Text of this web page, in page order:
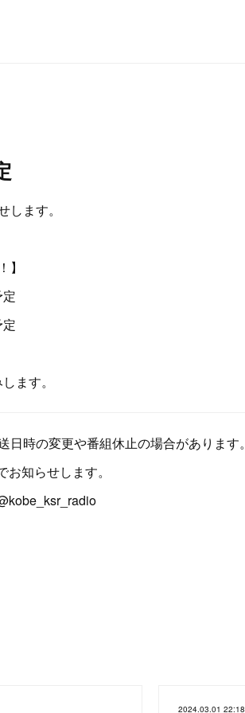
ます。
】
ます。
時の変更や番組休止の場合があります。
知らせします。
2024.03.01 22:18